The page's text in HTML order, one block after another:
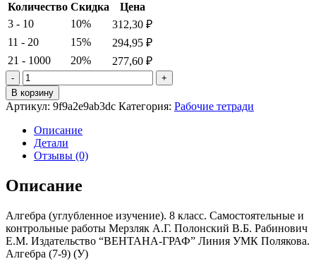
Количество Скидка
Цена
3 - 10
10% 312,30 ₽
11 - 20
15% 294,95 ₽
21 - 1000
20% 277,60 ₽
Количество
товара
Алгебра
(углубленное
изучение).
8
класс.
Самостоятельные
контрольные
Мерзляк
А.Г.
Полонский
В.Б.
В корзину
Артикул: 9f9a2e9ab3dc Категория: Рабочие тетради
Описание
Детали
Отзывы (0)
Описание
Алгебра (углубленное изучение). 8 класс. Самостоятельные и
контрольные работы Мерзляк А.Г. Полонский В.Б. Рабинович
Е.М. Издательство “ВЕНТАНА-ГРАФ” Линия УМК Полякова.
Алгебра (7-9) (У)